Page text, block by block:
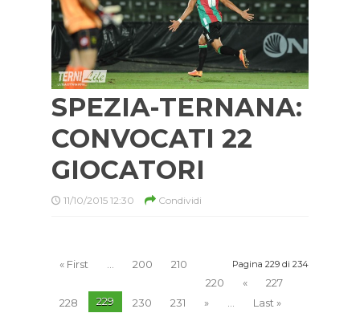
SPEZIA-TERNANA:
CONVOCATI 22
GIOCATORI
11/10/2015 12:30 Condividi
Pagina 229 di 234
« First 200
210
220
«
227
228
229 230 231 » Last »